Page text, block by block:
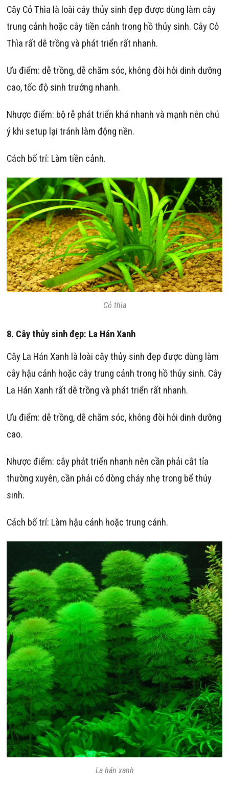
Cây Cỏ Thìa là loài cây thủy sinh đẹp được dùng làm cây
trung cảnh hoặc cây tiền cảnh trong hồ thủy sinh. Cây Cỏ
Thìa rất dễ trồng và phát triển rất nhanh.
Ưu điểm: dễ trồng, dễ chăm sóc, không đòi hỏi dinh dưỡng
cao, tốc độ sinh trưởng nhanh.
Nhược điểm: bộ rễ phát triển khá nhanh và mạnh nên chú
ý khi setup lại tránh làm động nền.
Cách bố trí: Làm tiền cảnh.
Cỏ thìa
8. Cây thủy sinh đẹp: La Hán Xanh
Cây La Hán Xanh là loài cây thủy sinh đẹp được dùng làm
cây hậu cảnh hoặc cây trung cảnh trong hồ thủy sinh. Cây
La Hán Xanh rất dễ trồng và phát triển rất nhanh.
Ưu điểm: dễ trồng, dễ chăm sóc, không đòi hỏi dinh dưỡng
cao.
Nhược điểm: cây phát triển nhanh nên cần phải cắt tỉa
thường xuyên, cần phải có dòng chảy nhẹ trong bể thủy
sinh.
Cách bố trí: Làm hậu cảnh hoặc trung cảnh.
La hán xanh